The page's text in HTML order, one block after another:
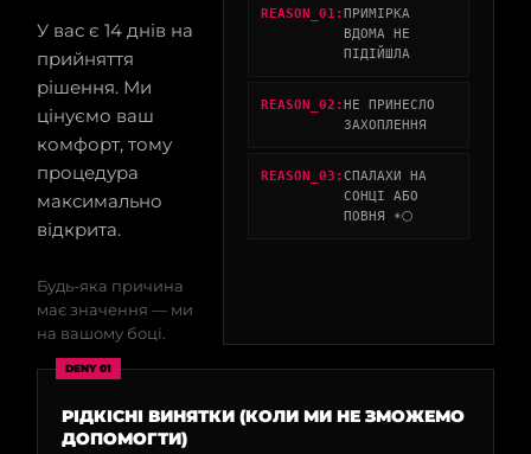
У вас є 14 днів на
прийняття
рішення. Ми
цінуємо ваш
комфорт, тому
процедура
максимально
відкрита.
Будь-яка причина
має значення — ми
на вашому боці.
REASON_01:ПРИМІРКА
ВДОМА НЕ
ПІДІЙШЛА
REASON_02:НЕ ПРИНЕСЛО
ЗАХОПЛЕННЯ
REASON_03:СПАЛАХИ НА
СОНЦІ АБО
ПОВНЯ ☀️🌕
DENY 01
РІДКІСНІ ВИНЯТКИ (КОЛИ МИ НЕ ЗМОЖЕМО
ДОПОМОГТИ)